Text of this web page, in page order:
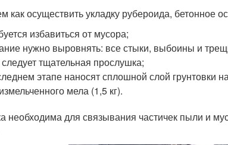
как осуществить укладку рубероида, бетонное
избавиться от мусора;
нужно выровнять: все стыки, выбоины и
тщательная прослушка;
этапе наносят сплошной слой грунтовки
мела (1,5 кг).
необходима для связывания частичек пыли и